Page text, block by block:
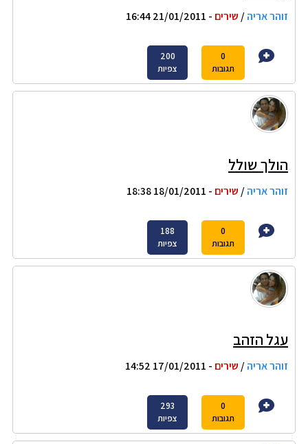
זוהר אריה/ שירים - 21/01/2011 16:44
0
תגובות
200
צפיות
הולך שולל
זוהר אריה/ שירים - 18/01/2011 18:38
0
תגובות
188
צפיות
עגל הזהב
זוהר אריה/ שירים - 17/01/2011 14:52
0
תגובות
293
צפיות